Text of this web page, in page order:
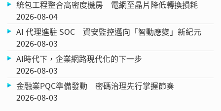
統包工程整合高密度機房 電網至晶片降低轉換損耗
2026-08-04
AI 代理進駐 SOC 資安監控邁向「智動應變」新紀元
2026-08-03
AI時代下，企業網路現代化的下一步
2026-08-03
金融業PQC準備發動 密碼治理先行掌握節奏
2026-08-03